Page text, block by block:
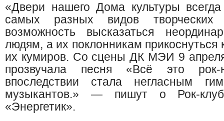
«Двери нашего Дома культуры
самых разных видов творческих
возможность высказаться
людям, а их поклонникам прикоснуться
их кумиров. Со сцены ДК МЭИ 9
прозвучала песня «Всё это
впоследствии стала негласным
музыкантов.» — пишут о Рок-
«Энергетик».